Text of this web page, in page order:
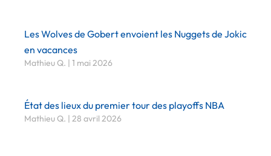
Les Wolves de Gobert envoient les Nuggets de Jokic
en vacances
Mathieu Q. 1 mai 2026
État des lieux du premier tour des playoffs NBA
Mathieu Q. 28 avril 2026